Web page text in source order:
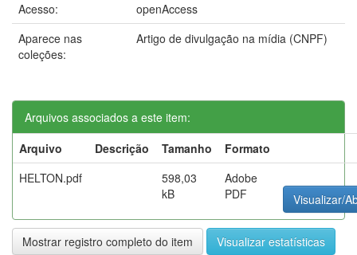
Acesso:
openAccess
Aparece nas
coleções:
Artigo de divulgação na mídia (CNPF)
Arquivos associados a este item:
Arquivo
Descrição Tamanho
Formato
HELTON.pdf
598,03
kB
Adobe
PDF
Visualizar/
Mostrar registro completo do item Visualizar estatísticas